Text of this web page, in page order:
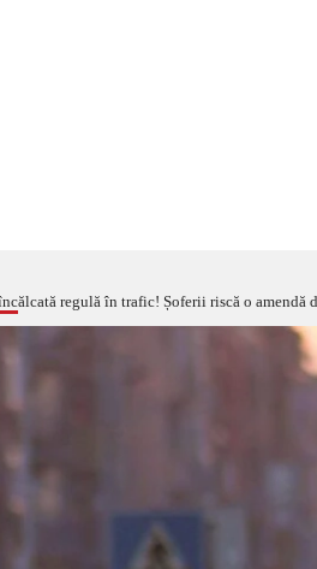
regulă în trafic! Șoferii riscă o amendă